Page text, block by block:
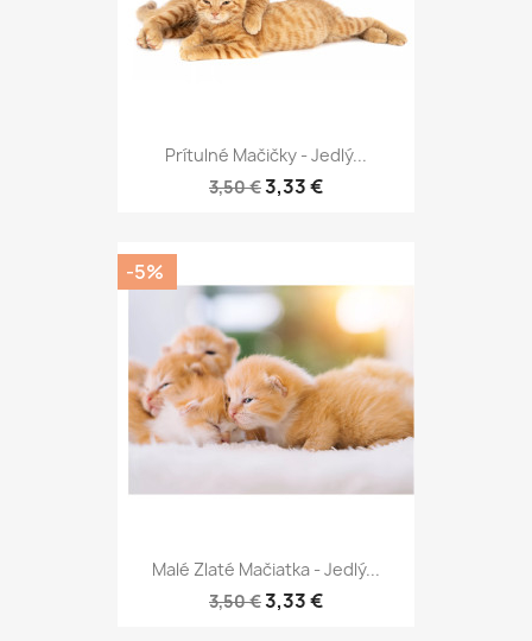
Prítulné Mačičky - Jedlý...
3,50 €3,33 €
Malé Zlaté Mačiatka - Jedlý...
3,50 €3,33 €
-5%